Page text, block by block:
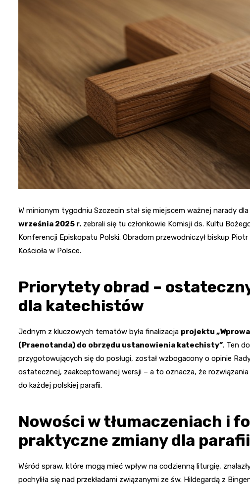
W minionym tygodniu Szczecin stał się miejscem ważnej narady
września 2025 r. zebrali się tu członkowie Komisji ds. Kultu
Konferencji Episkopatu Polski. Obradom przewodniczył biskup
Kościoła w Polsce.
Priorytety obrad –
dla katechistów
Jednym z kluczowych tematów była finalizacja projektu
(Praenotanda) do obrzędu ustanowienia katechisty”. Ten
przygotowujących się do posługi, został wzbogacony o opinie
ostatecznej, zaakceptowanej wersji – a to oznacza, że
do każdej polskiej parafii.
Nowości w tłumaczeniach i
praktyczne zmiany dla parafii
Wśród spraw, które mogą mieć wpływ na codzienną liturgię,
pochyliła się nad przekładami związanymi ze św. Hildegardą z